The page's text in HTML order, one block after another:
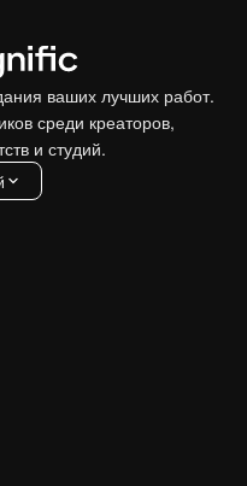
ваших лучших работ.
среди креаторов,
и студий.